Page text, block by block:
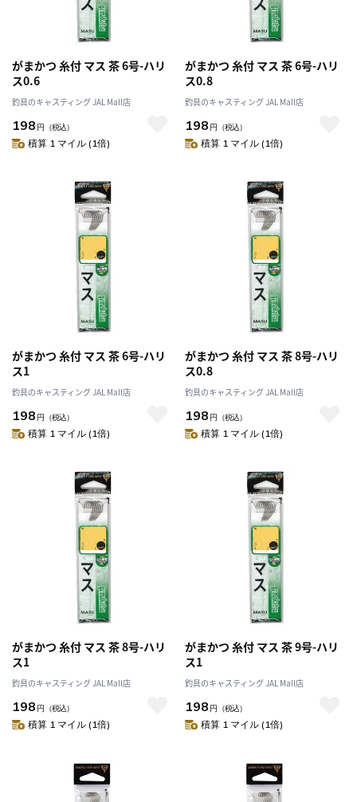
がまかつ 糸付 マス 茶 6号-ハリ
ス0.6
釣具のキャスティング JAL Mall店
198 円 （税込）
積算 1 マイル (1倍)
がまかつ 糸付 マス 茶 6号-ハリ
ス0.8
釣具のキャスティング JAL Mall店
198 円 （税込）
積算 1 マイル (1倍)
がまかつ 糸付 マス 茶 6号-ハリ
ス1
釣具のキャスティング JAL Mall店
198 円 （税込）
積算 1 マイル (1倍)
がまかつ 糸付 マス 茶 8号-ハリ
ス0.8
釣具のキャスティング JAL Mall店
198 円 （税込）
積算 1 マイル (1倍)
がまかつ 糸付 マス 茶 8号-ハリ
ス1
釣具のキャスティング JAL Mall店
198 円 （税込）
積算 1 マイル (1倍)
がまかつ 糸付 マス 茶 9号-ハリ
ス1
釣具のキャスティング JAL Mall店
198 円 （税込）
積算 1 マイル (1倍)